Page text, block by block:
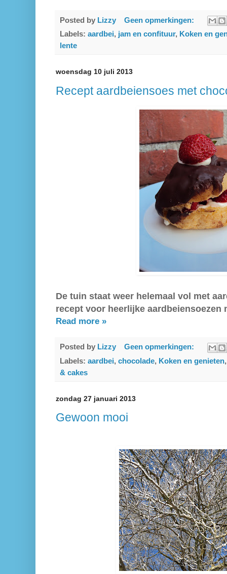
Posted by Lizzy
Geen opmerkingen:
Labels: aardbei, jam en confituur, Koken en
lente
woensdag 10 juli 2013
Recept aardbeiensoes met
De tuin staat weer helemaal vol met
recept voor heerlijke aardbeiensoezen
Read more »
Posted by Lizzy
Geen opmerkingen:
Labels: aardbei, chocolade, Koken en genieten
& cakes
zondag 27 januari 2013
Gewoon mooi